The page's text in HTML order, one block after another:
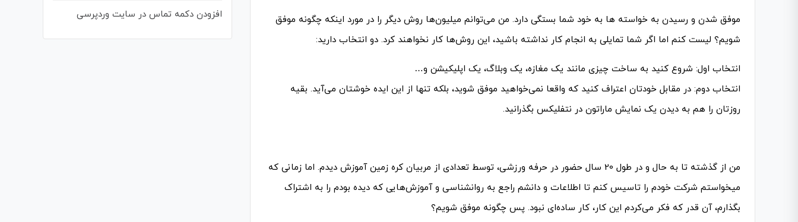
موفق شدن و رسیدن به خواسته‌ ها به خود شما بستگی دارد. من می­‌توانم میلیون­‌ها روش دیگر را در مورد اینکه چگونه موفق
شویم؟ لیست کنم اما اگر شما تمایلی به انجام کار نداشته باشید، این روش‌­ها کار نخواهند کرد. دو انتخاب دارید:
انتخاب اول: شروع کنید به ساخت چیزی مانند یک مغازه، یک وبلاگ، یک اپلیکیشن و…
انتخاب دوم: در مقابل خودتان اعتراف کنید که واقعا نمی­‌خواهید موفق شوید، بلکه تنها از این ایده خوشتان می­‌آید. بقیه
روزتان را هم به دیدن یک نمایش ماراتون در نتفلیکس بگذرانید.
من از گذشته تا به حال و در طول 20 سال حضور در حرفه ورزشی، توسط تعدادی از مربیان کره زمین آموزش دیدم. اما زمانی که
می­خواستم شرکت خودم را تاسیس کنم تا اطلاعات و دانشم راجع به روانشناسی و آموزش­‌هایی که دیده بودم را به اشتراک
بگذارم، آن قدر که فکر می­‌کردم این کار، کار ساده‌­ای نبود. پس چگونه موفق شویم؟
افزودن دکمه تماس در سایت وردپرسی